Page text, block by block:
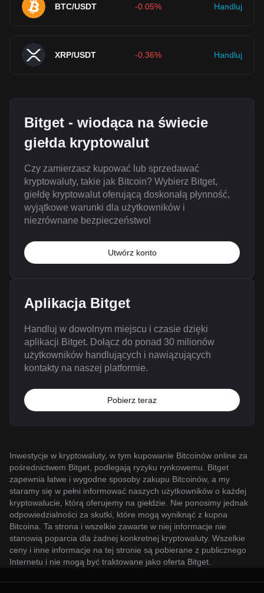
BTC/USDT -0.05% Handluj
XRP/USDT -0.36% Handluj
Bitget - wiodąca na świecie
giełda kryptowalut
Czy zamierzasz kupować lub sprzedawać
kryptowaluty, takie jak Bitcoin? Wybierz Bitget,
giełdę kryptowalut oferującą doskonałą płynność,
wyjątkowe warunki dla użytkowników i
niezrównane bezpieczeństwo!
Utwórz konto
Aplikacja Bitget
Handluj w dowolnym miejscu i czasie dzięki
aplikacji Bitget. Dołącz do ponad 30 milionów
użytkowników handlujących i nawiązujących
kontakty na naszej platformie.
Pobierz teraz
Inwestycje w kryptowaluty, w tym kupowanie Bitcoinów online za
pośrednictwem Bitget, podlegają ryzyku rynkowemu. Bitget
zapewnia łatwe i wygodne sposoby zakupu Bitcoinów, a my
staramy się w pełni informować naszych użytkowników o każdej
kryptowalucie, którą oferujemy na giełdzie. Nie ponosimy jednak
odpowiedzialności za skutki, które mogą wyniknąć z kupna
Bitcoina. Ta strona i wszelkie zawarte w niej informacje nie
stanowią poparcia dla żadnej konkretnej kryptowaluty. Wszelkie
ceny i inne informacje na tej stronie są pobierane z publicznego
Internetu i nie mogą być traktowane jako oferta Bitget.